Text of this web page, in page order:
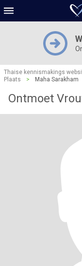
Thaise kennismakings
Plaats
> Maha Sarakham
Ontmoet